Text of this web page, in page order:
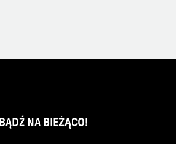
BĄDŹ NA BIEŻĄCO!